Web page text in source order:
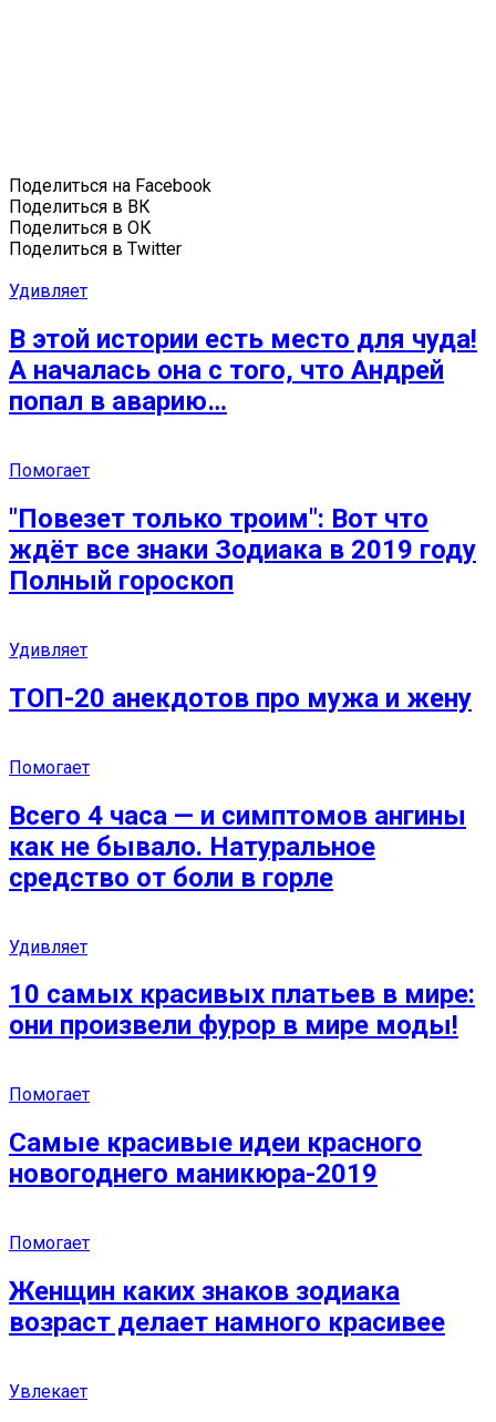
Поделиться на Facebook
Поделиться в ВК
Поделиться в ОК
Поделиться в Twitter
Удивляет
В этой истории есть место для чуда!
А началась она с того, что Андрей
попал в аварию…
Помогает
″Повезет только троим″: Вот что
ждёт все знаки Зодиака в 2019 году
Полный гороскоп
Удивляет
ТОП-20 анекдотов про мужа и жену
Помогает
Всего 4 часа — и симптомов ангины
как не бывало. Натуральное
средство от боли в горле
Удивляет
10 самых красивых платьев в мире:
они произвели фурор в мире моды!
Помогает
Самые красивые идеи красного
новогоднего маникюра-2019
Помогает
Женщин каких знаков зодиака
возраст делает намного красивее
Увлекает